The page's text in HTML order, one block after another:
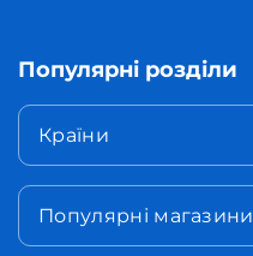
Популярні розділи
Країни
Популярні магазини